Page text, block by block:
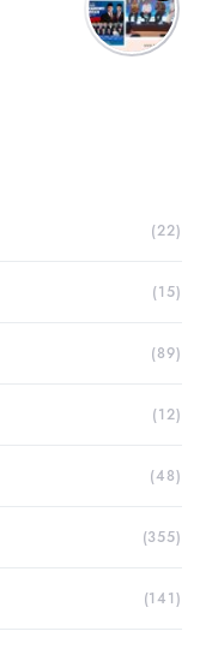
(22)
(15)
(89)
(12)
(48)
(355)
(141)